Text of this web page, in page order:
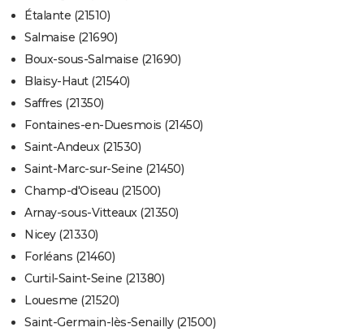
Étalante (21510)
Salmaise (21690)
Boux-sous-Salmaise (21690)
Blaisy-Haut (21540)
Saffres (21350)
Fontaines-en-Duesmois (21450)
Saint-Andeux (21530)
Saint-Marc-sur-Seine (21450)
Champ-d'Oiseau (21500)
Arnay-sous-Vitteaux (21350)
Nicey (21330)
Forléans (21460)
Curtil-Saint-Seine (21380)
Louesme (21520)
Saint-Germain-lès-Senailly (21500)